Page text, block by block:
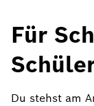
Für
Du stehst am